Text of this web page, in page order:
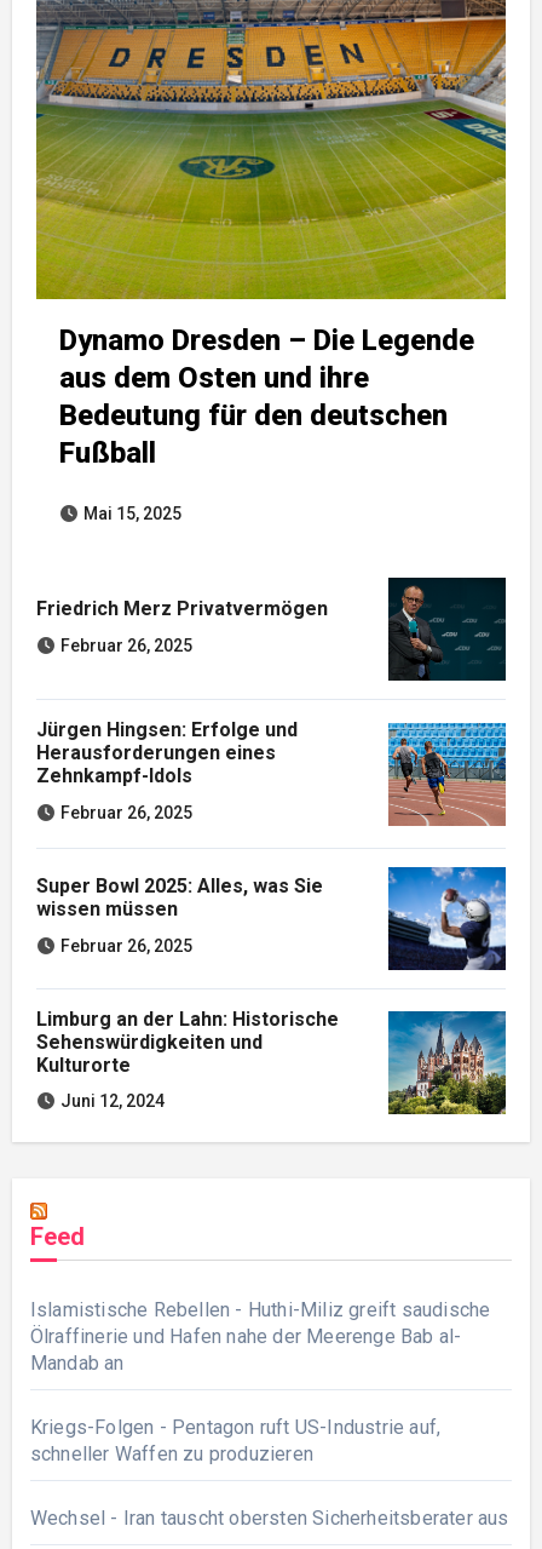
Dynamo Dresden – Die Legende
aus dem Osten und ihre
Bedeutung für den deutschen
Fußball
Mai 15, 2025
Friedrich Merz Privatvermögen
Februar 26, 2025
Jürgen Hingsen: Erfolge und
Herausforderungen eines
Zehnkampf-Idols
Februar 26, 2025
Super Bowl 2025: Alles, was Sie
wissen müssen
Februar 26, 2025
Limburg an der Lahn: Historische
Sehenswürdigkeiten und
Kulturorte
Juni 12, 2024
Feed
Islamistische Rebellen - Huthi-Miliz greift saudische
Ölraffinerie und Hafen nahe der Meerenge Bab al-
Mandab an
Kriegs-Folgen - Pentagon ruft US-Industrie auf,
schneller Waffen zu produzieren
Wechsel - Iran tauscht obersten Sicherheitsberater aus